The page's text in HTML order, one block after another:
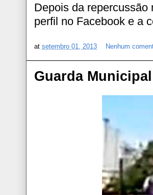
Depois da
perfil no Facebook e a
at setembro 01, 2013 Nenhum
Guarda